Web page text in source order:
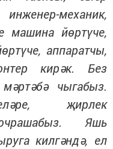
механик,
машина йөртүче,
аппаратчы,
кирәк. Без
чыгабыз.
җирлек
Яшь
килгәндә, ел